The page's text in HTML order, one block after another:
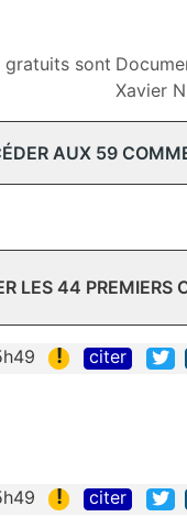
gratuits sont
Xavier
AUX 59
LES 44 PREMIERS
! citer
! citer